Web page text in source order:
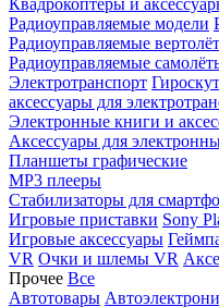
Квадрокоптеры и
Радиоуправляемые модели
Радиоуправляемые
Радиоуправляемые
Электротранспорт
аксессуары для
Электронные книги и
Аксессуары для
Планшеты графические
MP3 плееры
Стабилизаторы для
Игровые приставки Sony
Игровые аксессуары
VR Очки и шлемы VR
Прочее Все
Автотовары